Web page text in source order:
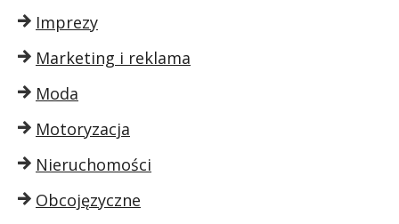
Imprezy
Marketing i reklama
Moda
Motoryzacja
Nieruchomości
Obcojęzyczne